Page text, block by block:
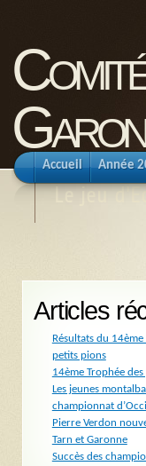
Le jeu
Accueil Année
Articles
Résultats du
petits pions
14ème Trophée
Les jeunes
championnat
Pierre Verdon
Tarn et Garonne
Succès des